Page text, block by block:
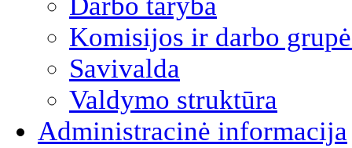
Komisijos ir darbo
Savivalda
Valdymo struktūra
Administracinė informacija